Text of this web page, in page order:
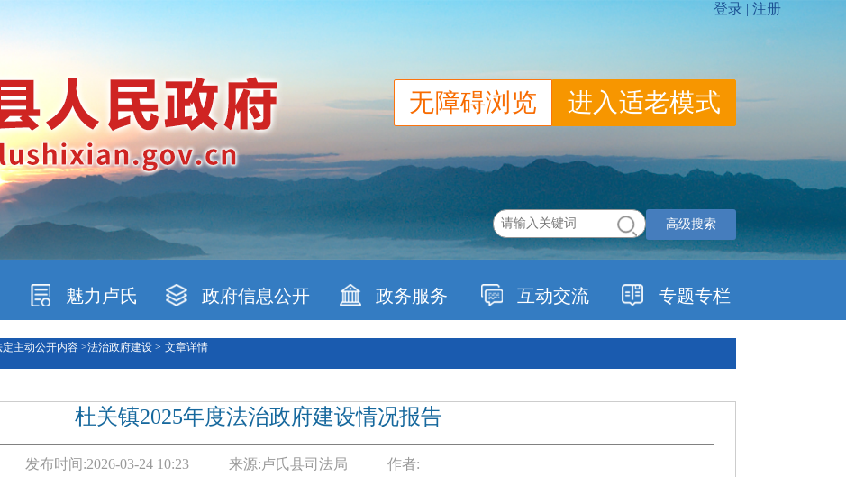
无障碍浏览 进入适老模式
高级搜索
魅力卢氏 政府信息公开 政务服务 互动交流 专题专栏
定主动公开内容 >法治政府建设 > 文章详情
杜关镇2025年度法治政府建设情况报告
发布时间:2026-03-24 10:23 来源:卢氏县司法局 作者: